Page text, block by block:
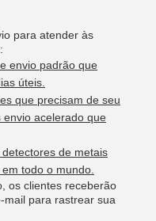
para atender às
envio padrão que
úteis.
que precisam de seu
acelerado que
de metais
todo o mundo.
os clientes receberão
mail para rastrear sua